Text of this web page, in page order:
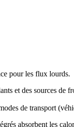
pour les flux lourds.
et des sources de
de transport
absorbent les